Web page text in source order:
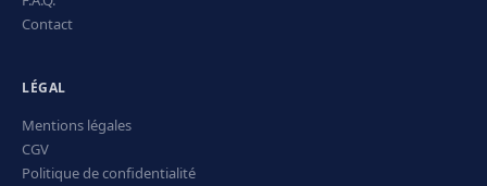
Contact
LÉGAL
Mentions légales
CGV
Politique de confidentialité